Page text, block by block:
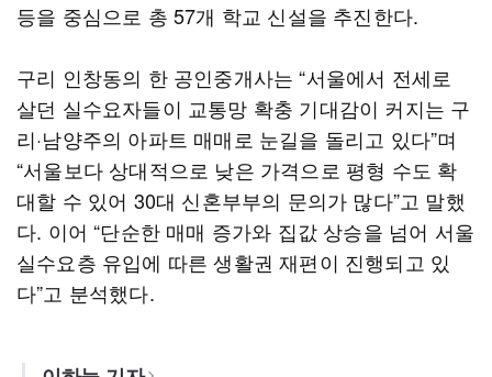
등을 중심으로 총 57개 학교 신설을 추진한다.
구리 인창동의 한 공인중개사는 “서울에서 전세로
살던 실수요자들이 교통망 확충 기대감이 커지는 구
리·남양주의 아파트 매매로 눈길을 돌리고 있다”며
“서울보다 상대적으로 낮은 가격으로 평형 수도 확
대할 수 있어 30대 신혼부부의 문의가 많다”고 말했
다. 이어 “단순한 매매 증가와 집값 상승을 넘어 서울
실수요층 유입에 따른 생활권 재편이 진행되고 있
다”고 분석했다.